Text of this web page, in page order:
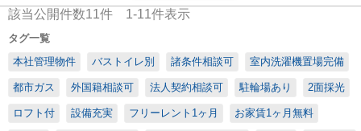
該当公開件数11件 1-11件表示
タグ一覧
本社管理物件
バストイレ別 諸条件相談可 室内洗濯機置場完備
都市ガス 外国籍相談可 法人契約相談可 駐輪場あり 2面採光
ロフト付 設備充実 フリーレント1ヶ月 お家賃1ヶ月無料